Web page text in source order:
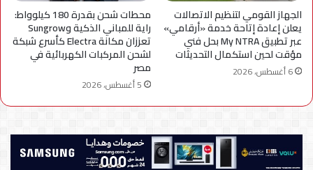
الجهاز القومي لتنظيم الاتصالات
يعلن إعادة إتاحة خدمة «أرقامي»
عبر تطبيق My NTRA بحل فني
مؤقت لحين استكمال التحديثات
6 أغسطس، 2026
محطات شحن بقدرة 180 كيلوواط:
راية للمباني الذكية وSungrow
تعززان مكانة Electra كأسرع شبكة
لشحن المركبات الكهربائية في
مصر
5 أغسطس، 2026